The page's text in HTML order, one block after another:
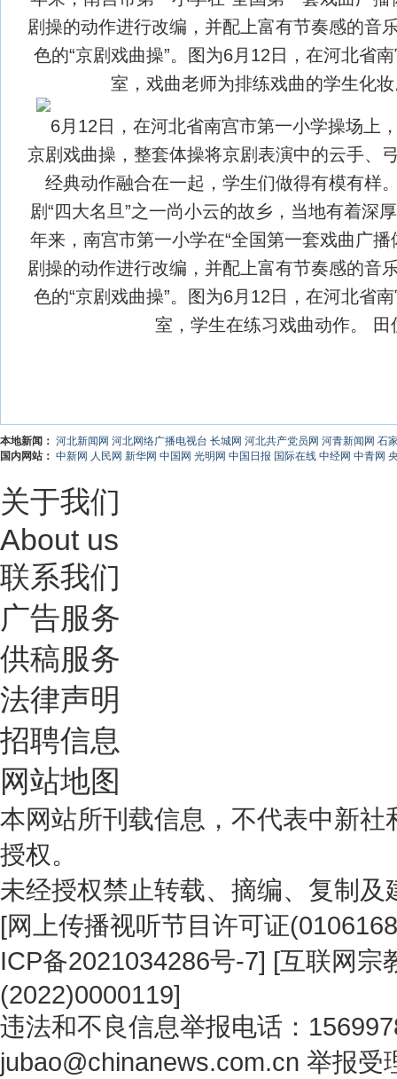
剧操的动作进行改编，并配上富有节奏感的音
色的“京剧戏曲操”。图为6月12日，在河北省
室，戏曲老师为排练戏曲的学生化
6月12日，在河北省南宫市第一小学操场上
京剧戏曲操，整套体操将京剧表演中的云手、
经典动作融合在一起，学生们做得有模有样
剧“四大名旦”之一尚小云的故乡，当地有着深
年来，南宫市第一小学在“全国第一套戏曲广播
剧操的动作进行改编，并配上富有节奏感的音
色的“京剧戏曲操”。图为6月12日，在河北省
室，学生在练习戏曲动作。 田
本地新闻： 河北新闻网 河北网络广播电视台 长城网 河北共产党员网 河青新闻网 石
国内网站： 中新网 人民网 新华网 中国网 光明网 中国日报 国际在线 中经网 中青网
关于我们
About us
联系我们
广告服务
供稿服务
法律声明
招聘信息
网站地图
本网站所刊载信息，不代表中新
授权。
未经授权禁止转载、摘编、复制
[网上传播视听节目许可证
ICP备2021034286号-7] [互联网宗
(2022)0000119]
违法和不良信息举报电话：
jubao@chinanews.com.cn 举报受